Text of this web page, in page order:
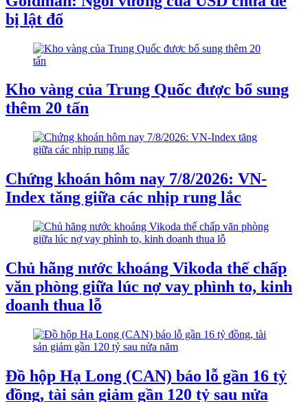
bị lật đổ
Kho vàng của Trung Quốc được bổ sung
thêm 20 tấn
Chứng khoán hôm nay 7/8/2026: VN-
Index tăng giữa các nhịp rung lắc
Chủ hãng nước khoáng Vikoda thế chấp
văn phòng giữa lúc nợ vay phình to, kinh
doanh thua lỗ
Đồ hộp Hạ Long (CAN) báo lỗ gần 16 tỷ
đồng, tài sản giảm gần 120 tỷ sau nửa